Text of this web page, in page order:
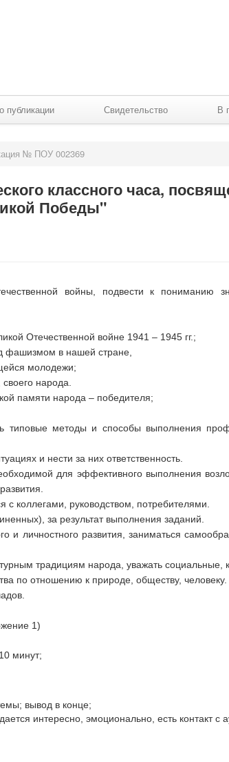
публикации Свидетельство В
№ ПОУ 002369
классного часа,
Победы"
войны, подвести к пониманию
Отечественной войне 1941 – 1945 гг.;
фашизмом в нашей стране,
молодежи;
народа.
памяти народа – победителя;
типовые методы и способы выполнения
и нести за них ответственность.
для эффективного выполнения
коллегами, руководством, потребителями.
за результат выполнения заданий.
и личностного развития, заниматься
традициям народа, уважать социальные,
по отношению к природе, обществу, человеку.
1)
минут;
вывод в конце;
интересно, эмоционально, есть контакт с